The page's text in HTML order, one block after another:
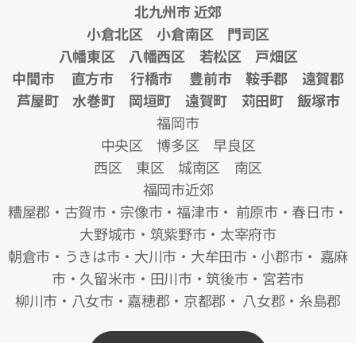
北九州市 近郊
小倉北区 小倉南区 門司区
八幡東区 八幡西区 若松区 戸畑区
中間市 直方市 行橋市 豊前市 鞍手郡 遠賀郡
芦屋町 水巻町 岡垣町 遠賀町 苅田町 飯塚市
福岡市
中央区 博多区 早良区
西区 東区 城南区 南区
福岡市近郊
糟屋郡・古賀市・宗像市・福津市・ 前原市・春日市・
大野城市・筑紫野市・太宰府市
朝倉市・うきは市・大川市・大牟田市・小郡市・ 嘉麻
市・久留米市・田川市・筑後市・宮若市
柳川市・八女市・嘉穂郡・京都郡・ 八女郡・糸島郡